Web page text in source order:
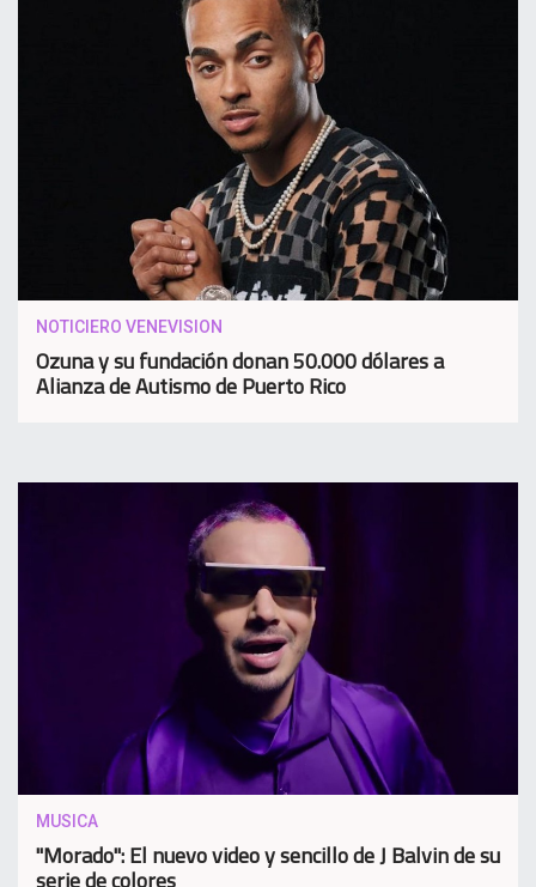
NOTICIERO VENEVISION
Ozuna y su fundación donan 50.000 dólares a
Alianza de Autismo de Puerto Rico
MUSICA
"Morado": El nuevo video y sencillo de J Balvin de su